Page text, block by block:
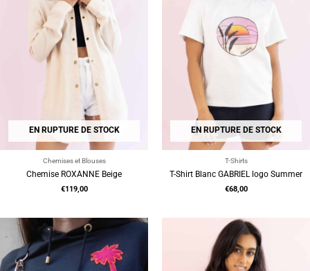
EN RUPTURE DE STOCK
Chemises et Blouses
Chemise ROXANNE Beige
€119,00
EN RUPTURE DE STOCK
T-Shirts
T-Shirt Blanc GABRIEL logo Summer
€68,00
prix
initial
était :
€69,00.
prix
actuel
est :
€27,60.
Le
prix
initial
était :
€60,00.
prix
actuel
est :
€24,00.